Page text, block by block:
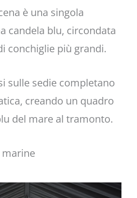
è una singola
candela blu, circondata
conchiglie più grandi.
sulle sedie completano
creando un quadro
del mare al tramonto.
marine